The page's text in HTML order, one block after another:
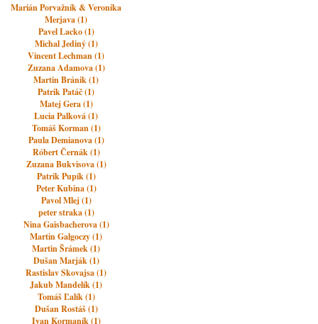
Marián Porvažník & Veronika
Merjava (1)
Pavel Lacko (1)
Michal Jediný (1)
Vincent Lechman (1)
Zuzana Adamova (1)
Martin Bránik (1)
Patrik Patáč (1)
Matej Gera (1)
Lucia Palková (1)
Tomáš Korman (1)
Paula Demianova (1)
Róbert Černák (1)
Zuzana Bukvisova (1)
Patrik Pupík (1)
Peter Kubina (1)
Pavol Mlej (1)
peter straka (1)
Nina Gaisbacherova (1)
Martin Galgoczy (1)
Martin Šrámek (1)
Dušan Marják (1)
Rastislav Skovajsa (1)
Jakub Mandelík (1)
Tomáš Ľalík (1)
Dušan Rostáš (1)
Ivan Kormaník (1)